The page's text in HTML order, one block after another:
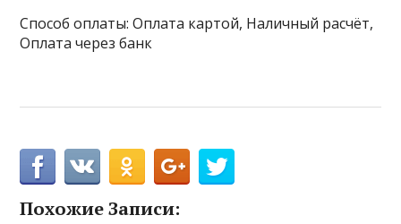
Способ оплаты: Оплата картой, Наличный расчёт,
Оплата через банк
Похожие Записи: